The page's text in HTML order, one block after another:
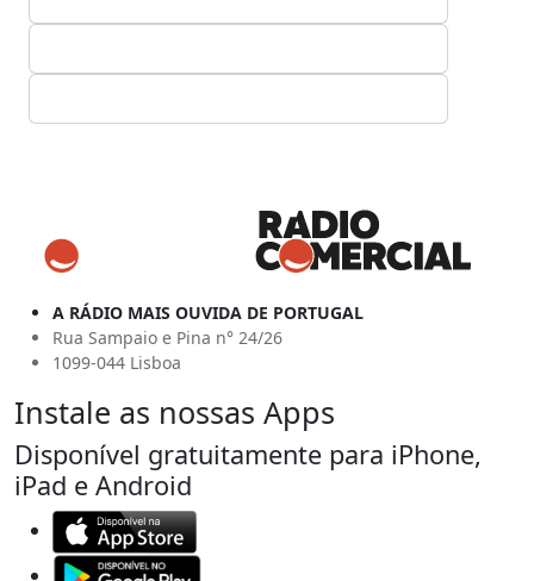
A RÁDIO MAIS OUVIDA DE PORTUGAL
Rua Sampaio e Pina n° 24/26
1099-044 Lisboa
Instale as nossas Apps
Disponível gratuitamente para iPhone,
iPad e Android